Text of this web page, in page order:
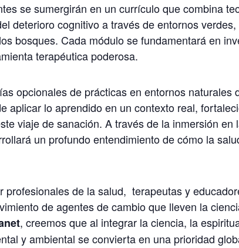
se sumergirán en un currículo que combina
deterioro cognitivo a través de entornos
bosques. Cada módulo se fundamentará en
terapéutica poderosa.
opcionales de prácticas en entornos naturales
aplicar lo aprendido en un contexto real,
viaje de sanación. A través de la inmersión
un profundo entendimiento de cómo la
profesionales de la salud, terapeutas y
de agentes de cambio que lleven la
, creemos que al integrar la ciencia, la
y ambiental se convierta en una prioridad